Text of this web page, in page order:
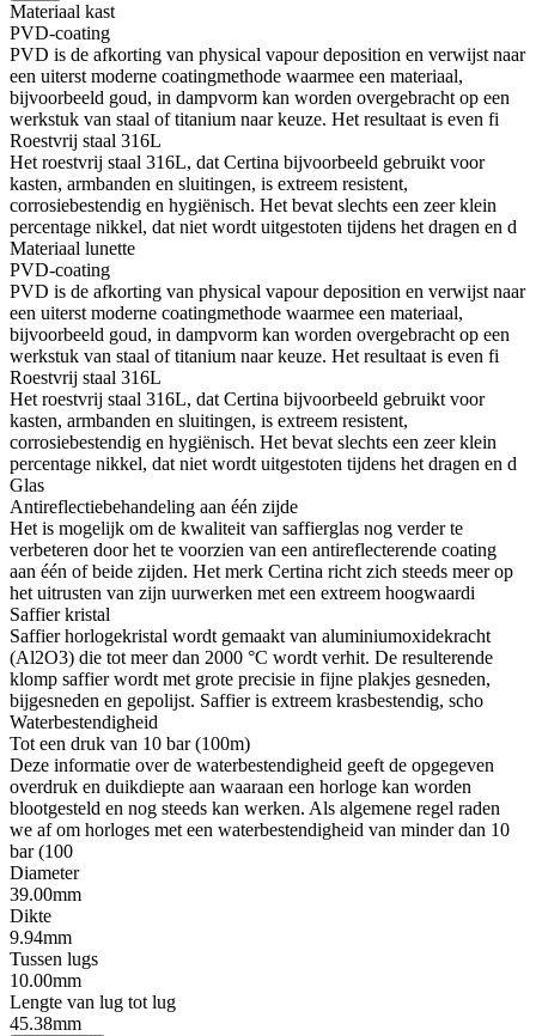
Materiaal kast
PVD-coating
PVD is de afkorting van physical vapour deposition en verwijst naar
een uiterst moderne coatingmethode waarmee een materiaal,
bijvoorbeeld goud, in dampvorm kan worden overgebracht op een
werkstuk van staal of titanium naar keuze. Het resultaat is even fi
Roestvrij staal 316L
Het roestvrij staal 316L, dat Certina bijvoorbeeld gebruikt voor
kasten, armbanden en sluitingen, is extreem resistent,
corrosiebestendig en hygiënisch. Het bevat slechts een zeer klein
percentage nikkel, dat niet wordt uitgestoten tijdens het dragen en d
Materiaal lunette
PVD-coating
PVD is de afkorting van physical vapour deposition en verwijst naar
een uiterst moderne coatingmethode waarmee een materiaal,
bijvoorbeeld goud, in dampvorm kan worden overgebracht op een
werkstuk van staal of titanium naar keuze. Het resultaat is even fi
Roestvrij staal 316L
Het roestvrij staal 316L, dat Certina bijvoorbeeld gebruikt voor
kasten, armbanden en sluitingen, is extreem resistent,
corrosiebestendig en hygiënisch. Het bevat slechts een zeer klein
percentage nikkel, dat niet wordt uitgestoten tijdens het dragen en d
Glas
Antireflectiebehandeling aan één zijde
Het is mogelijk om de kwaliteit van saffierglas nog verder te
verbeteren door het te voorzien van een antireflecterende coating
aan één of beide zijden. Het merk Certina richt zich steeds meer op
het uitrusten van zijn uurwerken met een extreem hoogwaardi
Saffier kristal
Saffier horlogekristal wordt gemaakt van aluminiumoxidekracht
(Al2O3) die tot meer dan 2000 °C wordt verhit. De resulterende
klomp saffier wordt met grote precisie in fijne plakjes gesneden,
bijgesneden en gepolijst. Saffier is extreem krasbestendig, scho
Waterbestendigheid
Tot een druk van 10 bar (100m)
Deze informatie over de waterbestendigheid geeft de opgegeven
overdruk en duikdiepte aan waaraan een horloge kan worden
blootgesteld en nog steeds kan werken. Als algemene regel raden
we af om horloges met een waterbestendigheid van minder dan 10
bar (100
Diameter
39.00mm
Dikte
9.94mm
Tussen lugs
10.00mm
Lengte van lug tot lug
45.38mm